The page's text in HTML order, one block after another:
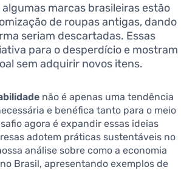
algumas marcas brasileiras estão
de roupas antigas, dando
seriam descartadas. Essas
para o desperdício e mostram
sem adquirir novos itens.
não é apenas uma tendência
e benéfica tanto para o meio
agora é expandir essas ideias
adotem práticas sustentáveis no
análise sobre como a economia
Brasil, apresentando exemplos de